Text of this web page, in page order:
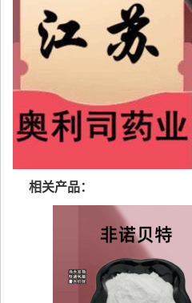
相关产品：